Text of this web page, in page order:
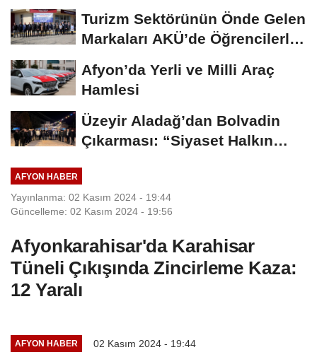
Turizm Sektörünün Önde Gelen
Markaları AKÜ’de Öğrencilerle
Afyon’da Yerli ve Milli Araç
Hamlesi
Üzeyir Aladağ’dan Bolvadin
Çıkarması: “Siyaset Halkın
AFYON HABER
Yayınlanma: 02 Kasım 2024 - 19:44
Güncelleme: 02 Kasım 2024 - 19:56
Afyonkarahisar'da Karahisar
Tüneli Çıkışında Zincirleme Kaza:
12 Yaralı
AFYON HABER 02 Kasım 2024 - 19:44